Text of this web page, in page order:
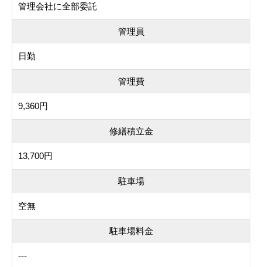
管理会社に全部委託
管理員
日勤
管理費
9,360円
修繕積立金
13,700円
駐車場
空無
駐車場料金
---